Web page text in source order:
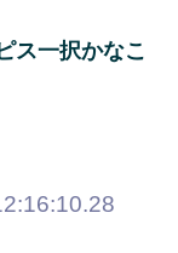
ス一択かなこ